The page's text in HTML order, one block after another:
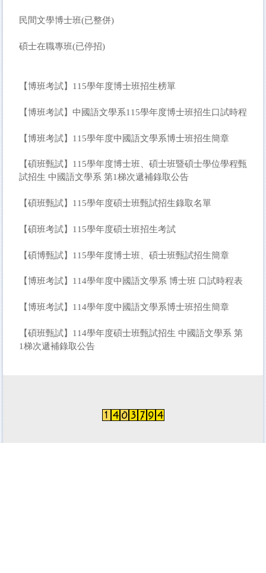
民間文學博士班(已整併)
碩士在職專班(已停招)
【博班考試】115學年度博士班招生榜單
【博班考試】中國語文學系115學年度博士班招生口試時程
【博班考試】115學年度中國語文學系博士班招生簡章
【碩班甄試】115學年度博士班、碩士班暨碩士學位學程甄
試招生 中國語文學系 第1梯次遞補錄取公告
【碩班甄試】115學年度碩士班甄試招生錄取名單
【碩班考試】115學年度碩士班招生考試
【碩博甄試】115學年度博士班、碩士班甄試招生簡章
【博班考試】114學年度中國語文學系 博士班 口試時程表
【博班考試】114學年度中國語文學系博士班招生簡章
【碩班甄試】114學年度碩士班甄試招生 中國語文學系 第
1梯次遞補錄取公告